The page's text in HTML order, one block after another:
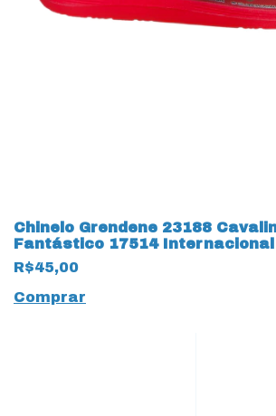
Chinelo Grendene 23188
Fantástico 17514 Internacional
R$45,00
Comprar